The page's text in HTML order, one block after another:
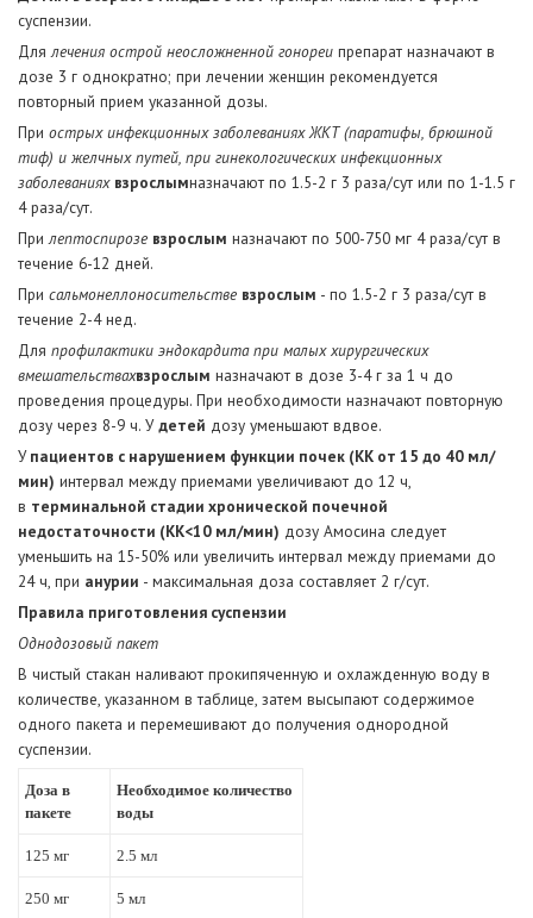
суспензии.
Для лечения острой неосложненной гонореи препарат назначают в
дозе 3 г однократно; при лечении женщин рекомендуется
повторный прием указанной дозы.
При острых инфекционных заболеваниях ЖКТ (паратифы, брюшной
тиф) и желчных путей, при гинекологических инфекционных
заболеваниях взрослымназначают по 1.5-2 г 3 раза/сут или по 1-1.5 г
4 раза/сут.
При лептоспирозе взрослым назначают по 500-750 мг 4 раза/сут в
течение 6-12 дней.
При сальмонеллоносительстве взрослым - по 1.5-2 г 3 раза/сут в
течение 2-4 нед.
Для профилактики эндокардита при малых хирургических
вмешательствахвзрослым назначают в дозе 3-4 г за 1 ч до
проведения процедуры. При необходимости назначают повторную
дозу через 8-9 ч. У детей дозу уменьшают вдвое.
У пациентов с нарушением функции почек (КК от 15 до 40 мл/
мин) интервал между приемами увеличивают до 12 ч,
в терминальной стадии хронической почечной
недостаточности (КК<10 мл/мин) дозу Амосина следует
уменьшить на 15-50% или увеличить интервал между приемами до
24 ч, при анурии - максимальная доза составляет 2 г/сут.
Правила приготовления суспензии
Однодозовый пакет
В чистый стакан наливают прокипяченную и охлажденную воду в
количестве, указанном в таблице, затем высыпают содержимое
одного пакета и перемешивают до получения однородной
суспензии.
Доза в
пакете
Необходимое количество
воды
125 мг 2.5 мл
250 мг 5 мл